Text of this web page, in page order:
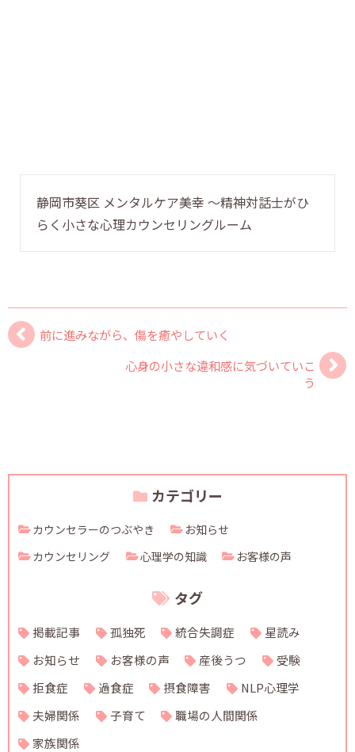
静岡市葵区 メンタルケア美幸 〜精神対話士がひ
らく小さな心理カウンセリングルーム
前に進みながら、傷を癒やしていく
心身の小さな違和感に気づいていこ
う
カテゴリー
カウンセラーのつぶやき
お知らせ
カウンセリング
心理学の知識 お客様の声
タグ
掲載記事 孤独死 統合失調症
星読み
お知らせ
お客様の声 産後うつ
受験
拒食症
過食症 摂食障害
NLP心理学
夫婦関係
子育て
職場の人間関係
家族関係